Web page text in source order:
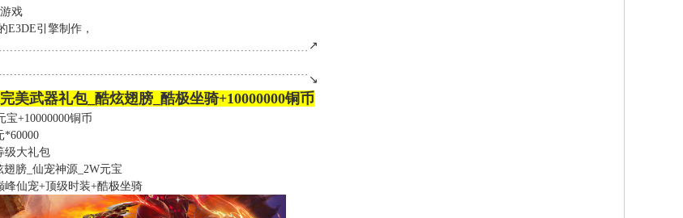
戏
E3DE引擎制作，
美武器礼包_酷炫翅膀_酷极坐骑+10000000铜币
+10000000铜币
*60000
级大礼包
膀_仙宠神源_2W元宝
仙宠+顶级时装+酷极坐骑